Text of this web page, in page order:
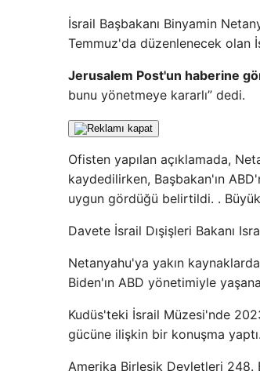
İsrail Başbakanı Binyamin
Temmuz'da düzenlenecek olan
Jerusalem Post'un haberine
bunu yönetmeye kararlı” dedi.
Ofisten yapılan açıklamada,
kaydedilirken, Başbakan'ın
uygun gördüğü belirtildi. .
Davete İsrail Dışişleri Bakanı
Netanyahu'ya yakın
Biden'ın ABD yönetimiyle
Kudüs'teki İsrail Müzesi'nde
gücüne ilişkin bir konuşma yaptı.
Amerika Birleşik Devletleri 248.